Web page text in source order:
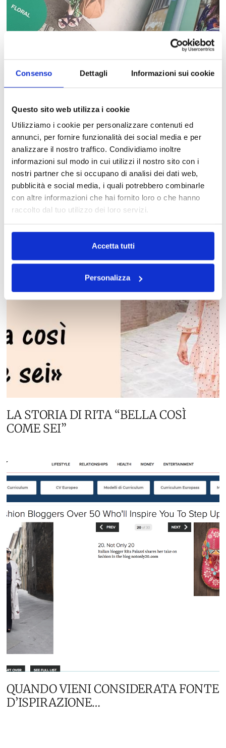
Consenso Dettagli Informazioni sui cookie
Questo sito web utilizza i cookie
Utilizziamo i cookie per personalizzare contenuti ed
annunci, per fornire funzionalità dei social media e per
analizzare il nostro traffico. Condividiamo inoltre
informazioni sul modo in cui utilizzi il nostro sito con i
nostri partner che si occupano di analisi dei dati web,
pubblicità e social media, i quali potrebbero combinarle
con altre informazioni che hai fornito loro o che hanno
raccolto dal tuo utilizzo dei loro servizi.
Accetta tutti
Personalizza
COME ISPIRARSI ALLO STREET
STYLE PER CREARE IL PROPRIO STILE
A OGNI ETÀ
LA STORIA DI RITA “BELLA COSÌ
COME SEI”
QUANDO VIENI CONSIDERATA FONTE
D’ISPIRAZIONE…